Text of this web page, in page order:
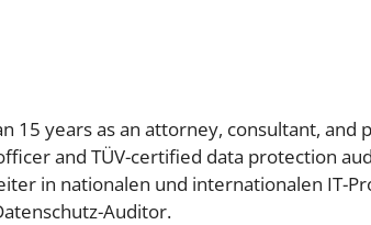
15 years as an attorney, consultant,
and TÜV-certified data protection
in nationalen und internationalen IT-
Auditor.